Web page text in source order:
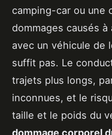
camping-car ou une
dommages causés à
avec un véhicule de
suffit pas. Le
trajets plus longs,
inconnues, et le
taille et le poids du